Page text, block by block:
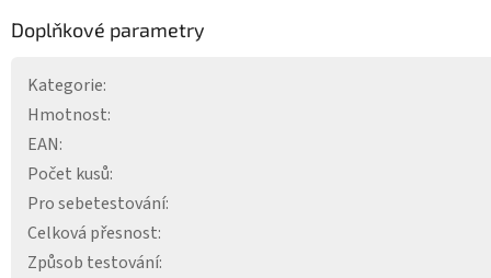
Doplňkové parametry
Kategorie:
Hmotnost:
EAN:
Počet kusů:
Pro sebetestování:
Celková přesnost:
Způsob testování: